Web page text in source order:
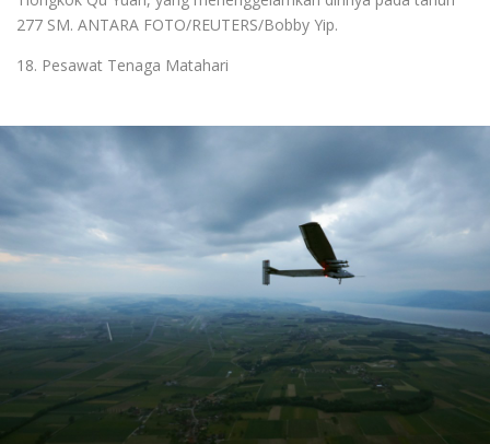
277 SM. ANTARA FOTO/REUTERS/Bobby Yip.
18. Pesawat Tenaga Matahari